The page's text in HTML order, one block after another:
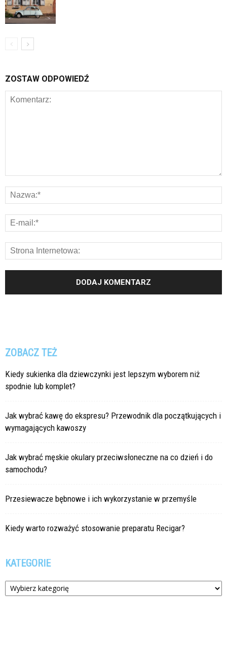
ZOSTAW ODPOWIEDŹ
ZOBACZ TEŻ
Kiedy sukienka dla dziewczynki jest lepszym wyborem niż
spodnie lub komplet?
Jak wybrać kawę do ekspresu? Przewodnik dla początkujących i
wymagających kawoszy
Jak wybrać męskie okulary przeciwsłoneczne na co dzień i do
samochodu?
Przesiewacze bębnowe i ich wykorzystanie w przemyśle
Kiedy warto rozważyć stosowanie preparatu Recigar?
KATEGORIE
Kategorie